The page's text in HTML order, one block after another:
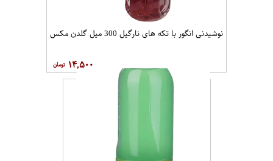
نوشیدنی انگور با تکه های نارگیل 300 میل گلدن مکس
۱۴,۵۰۰